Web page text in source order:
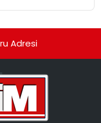
Adresi